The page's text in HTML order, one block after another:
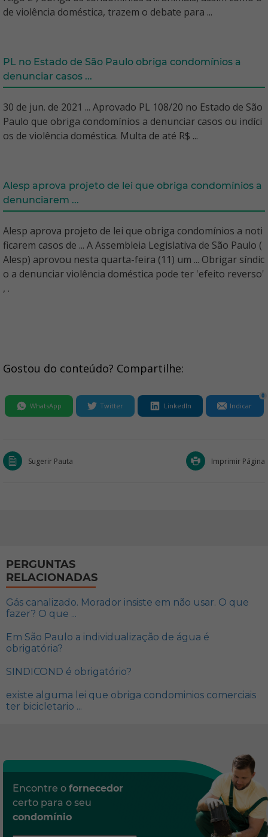
de violência doméstica, trazem o debate para ...
PL no Estado de São Paulo obriga condomínios a
denunciar casos ...
30 de jun. de 2021 ... Aprovado PL 108/20 no Estado de São
Paulo que obriga condomínios a denunciar casos ou indíci
os de violência doméstica. Multa de até R$ ...
Alesp aprova projeto de lei que obriga condomínios a
denunciarem ...
Alesp aprova projeto de lei que obriga condomínios a noti
ficarem casos de ... A Assembleia Legislativa de São Paulo (
Alesp) aprovou nesta quarta-feira (11) um ... Obrigar síndic
o a denunciar violência doméstica pode ter 'efeito reverso'
, .
Gostou do conteúdo? Compartilhe:
WhatsApp Twitter LinkedIn Indicar
0
Sugerir Pauta Imprimir Página
PERGUNTAS
RELACIONADAS
Gás canalizado. Morador insiste em não usar. O que
fazer? O que ...
Em São Paulo a individualização de água é
obrigatória?
SINDICOND é obrigatório?
existe alguma lei que obriga condominios comerciais
ter bicicletario ...
Encontre o fornecedor
certo para o seu
condomínio